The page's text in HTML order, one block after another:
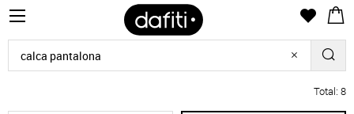
Total: 8